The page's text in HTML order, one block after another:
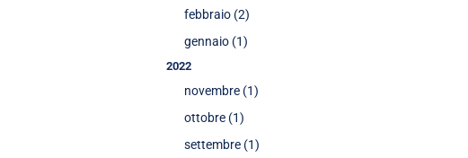
febbraio (2)
gennaio (1)
2022
novembre (1)
ottobre (1)
settembre (1)